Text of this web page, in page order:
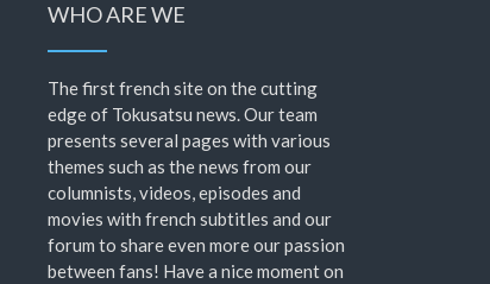
WHO ARE WE
The first french site on the cutting
edge of Tokusatsu news. Our team
presents several pages with various
themes such as the news from our
columnists, videos, episodes and
movies with french subtitles and our
forum to share even more our passion
between fans! Have a nice moment on